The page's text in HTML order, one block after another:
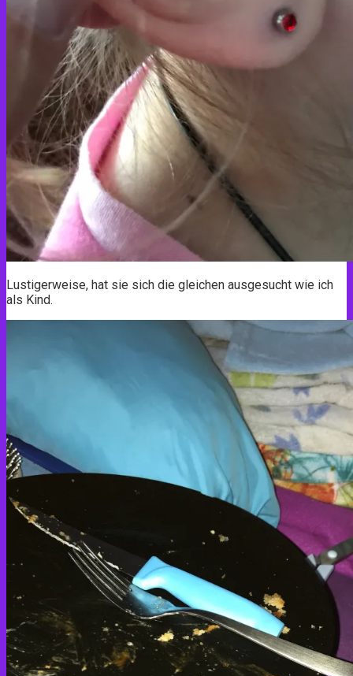
Lustigerweise, hat sie sich die gleichen ausgesucht wie ich
als Kind.